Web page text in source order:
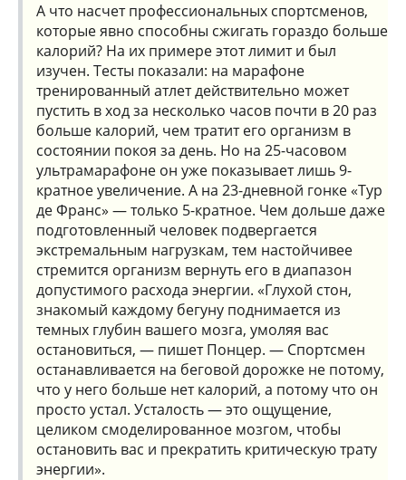
А что насчет профессиональных спортсменов,
которые явно способны сжигать гораздо больше
калорий? На их примере этот лимит и был
изучен. Тесты показали: на марафоне
тренированный атлет действительно может
пустить в ход за несколько часов почти в 20 раз
больше калорий, чем тратит его организм в
состоянии покоя за день. Но на 25-часовом
ультрамарафоне он уже показывает лишь 9-
кратное увеличение. А на 23-дневной гонке «Тур
де Франс» — только 5-кратное. Чем дольше даже
подготовленный человек подвергается
экстремальным нагрузкам, тем настойчивее
стремится организм вернуть его в диапазон
допустимого расхода энергии. «Глухой стон,
знакомый каждому бегуну поднимается из
темных глубин вашего мозга, умоляя вас
остановиться, — пишет Понцер. — Спортсмен
останавливается на беговой дорожке не потому,
что у него больше нет калорий, а потому что он
просто устал. Усталость — это ощущение,
целиком смоделированное мозгом, чтобы
остановить вас и прекратить критическую трату
энергии».